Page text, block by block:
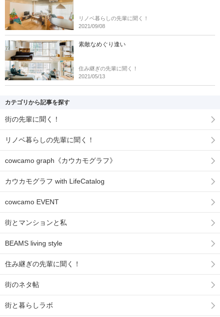
リノベ暮らしの先輩に聞く！
2021/09/08
素敵なめぐり逢い
住み継ぎの先輩に聞く！
2021/05/13
カテゴリから記事を探す
街の先輩に聞く！
リノベ暮らしの先輩に聞く！
cowcamo graph《カウカモグラフ》
カウカモグラフ with LifeCatalog
cowcamo EVENT
街とマンションと私
BEAMS living style
住み継ぎの先輩に聞く！
街のネタ帖
街と暮らしラボ